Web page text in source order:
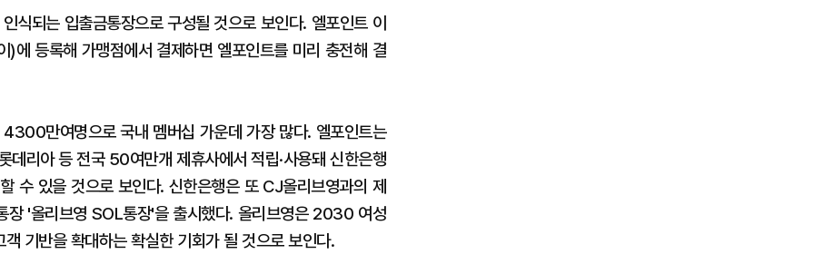
식되는 입출금통장으로 구성될 것으로 보인다. 엘포인트 이
에 등록해 가맹점에서 결제하면 엘포인트를 미리 충전해 결
만여명으로 국내 멤버십 가운데 가장 많다. 엘포인트는
데리아 등 전국 50여만개 제휴사에서 적립·사용돼 신한은행
수 있을 것으로 보인다. 신한은행은 또 CJ올리브영과의 제
장 '올리브영 SOL통장'을 출시했다. 올리브영은 2030 여성
기반을 확대하는 확실한 기회가 될 것으로 보인다.